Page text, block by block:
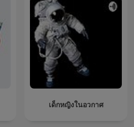
เด็กหญิงในอวกาศ